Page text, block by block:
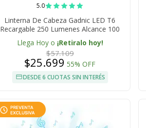
5.0
Linterna De Cabeza Gadnic LED T6
Recargable 250 Lumenes Alcance 100
Metros USB IPX4 Bateria 18650
Llega Hoy o ¡Retiralo hoy!
$57.109
$25.699 55% OFF
DESDE 6 CUOTAS SIN INTERÉS